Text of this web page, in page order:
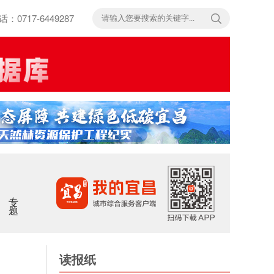
：0717-6449287
专题
读报纸